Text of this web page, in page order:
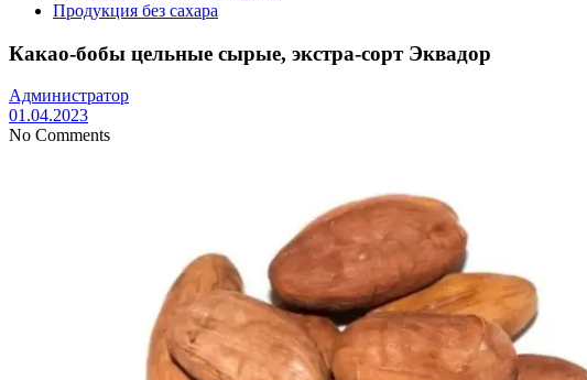
Продукция без сахара
Какао-бобы цельные сырые, экстра-сорт Эквадор
Администратор
01.04.2023
No Comments